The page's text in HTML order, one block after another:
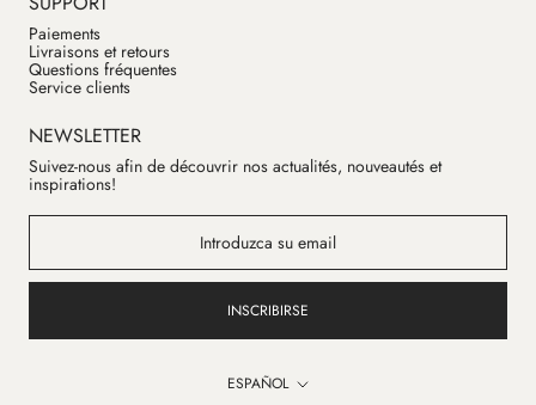
Paiements
Livraisons et retours
Questions fréquentes
Service clients
NEWSLETTER
Suivez-nous afin de découvrir nos actualités, nouveautés et
inspirations!
INSCRIBIRSE
Idioma
ESPAÑOL